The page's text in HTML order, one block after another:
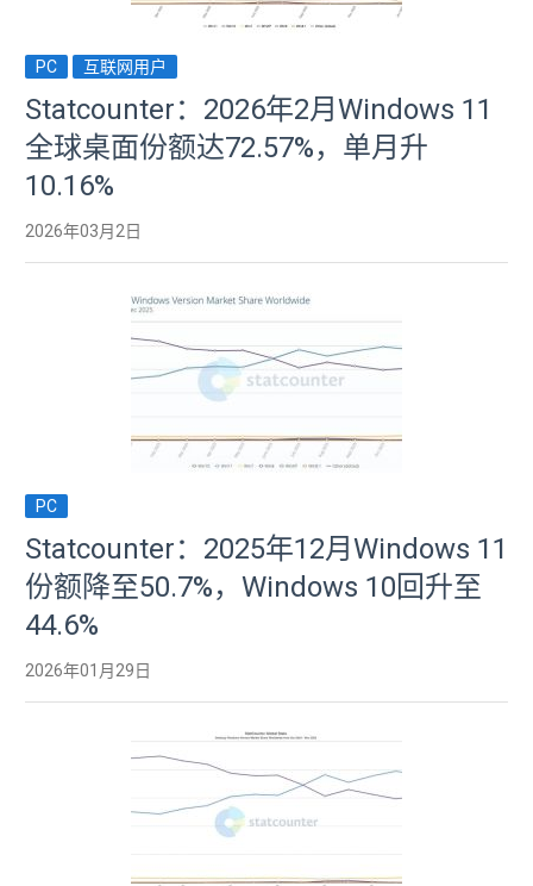
PC 互联网用户
Statcounter：2026年2月Windows 11
全球桌面份额达72.57%，单月升
10.16%
2026年03月2日
PC
Statcounter：2025年12月Windows 11
份额降至50.7%，Windows 10回升至
44.6%
2026年01月29日